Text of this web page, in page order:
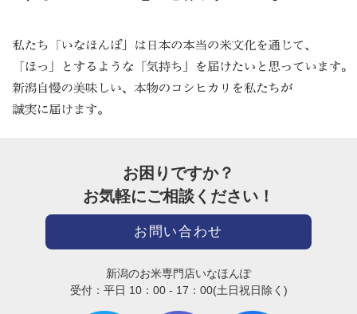
お困りですか？
お気軽にご相談ください！
お問い合わせ
新潟のお米専門店いなほんぽ
受付：平日 10：00 - 17：00(土日祝日除く)